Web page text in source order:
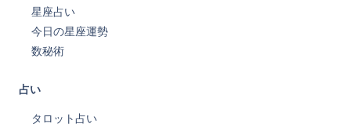
星座占い
今日の星座運勢
数秘術
占い
タロット占い